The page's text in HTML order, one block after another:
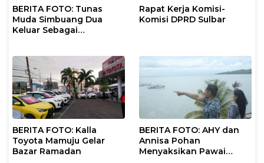
BERITA FOTO: Tunas
Muda Simbuang Dua
Keluar Sebagai
Rapat Kerja Komisi-
Komisi DPRD Sulbar
BERITA FOTO: Kalla
Toyota Mamuju Gelar
Bazar Ramadan
BERITA FOTO: AHY dan
Annisa Pohan
Menyaksikan Pawai